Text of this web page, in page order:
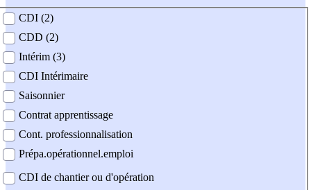
contrat
CDI (2)
CDD (2)
Intérim (3)
CDI Intérimaire
Saisonnier
Contrat apprentissage
Cont. professionnalisation
Prépa.opérationnel.emploi
CDI de chantier ou d'opération